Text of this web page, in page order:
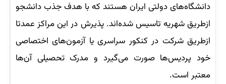
دانشگاه‌های دولتی ایران هستند که با هدف جذب دانشجو
ازطریق شهریه تاسیس شده‌اند. پذیرش در این مراکز عمدتا
ازطریق شرکت در کنکور سراسری یا آزمون‌های اختصاصی
خود پردیس‌ها صورت می‌گیرد و مدرک تحصیلی آن‌ها
معتبر است.